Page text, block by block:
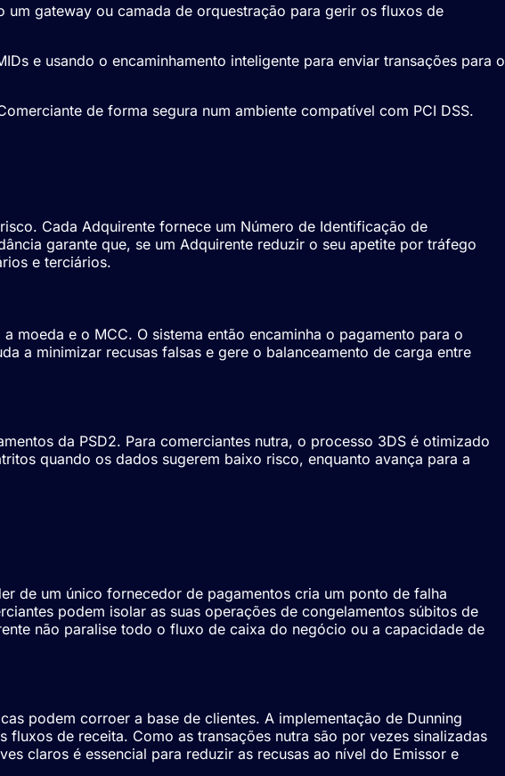
gateway ou camada de orquestração para gerir os fluxos de
e usando o encaminhamento inteligente para enviar transações para o
de forma segura num ambiente compatível com PCI DSS.
Cada Adquirente fornece um Número de Identificação de
garante que, se um Adquirente reduzir o seu apetite por tráfego
e terciários.
a moeda e o MCC. O sistema então encaminha o pagamento para o
a minimizar recusas falsas e gere o balanceamento de carga entre
da PSD2. Para comerciantes nutra, o processo 3DS é otimizado
quando os dados sugerem baixo risco, enquanto avança para a
de um único fornecedor de pagamentos cria um ponto de falha
podem isolar as suas operações de congelamentos súbitos de
não paralise todo o fluxo de caixa do negócio ou a capacidade de
podem corroer a base de clientes. A implementação de Dunning
fluxos de receita. Como as transações nutra são por vezes sinalizadas
claros é essencial para reduzir as recusas ao nível do Emissor e